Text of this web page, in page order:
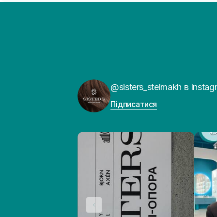
@sisters_stelmakh в
Підписатися